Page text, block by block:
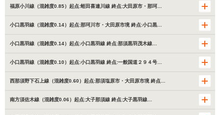
福原小川線（混雑度0.85）起点:蛭田喜連川線 終点:大田原市・那珂…
小口黒羽線（混雑度0.14）起点:那珂川市・大田原市境 終点:小口黒…
小口黒羽線（混雑度0.14）起点:小口黒羽線 終点:那須黒羽茂木線…
小口黒羽線（混雑度0.10）起点:小口黒羽線 終点:一般国道２９４号…
西那須野下石上線（混雑度0.60）起点:那須塩原市・大田原市境 終点…
南方須佐木線（混雑度0.06）起点:大子那須線 終点:大子黒羽線…